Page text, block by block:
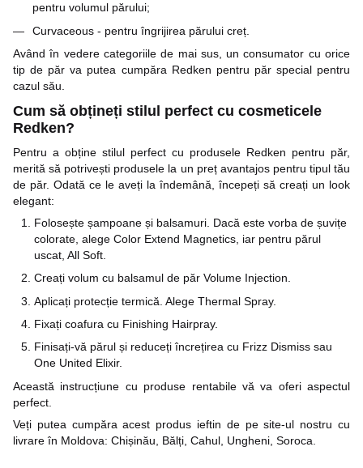
pentru volumul părului;
Curvaceous - pentru îngrijirea părului creț.
Având în vedere categoriile de mai sus, un consumator cu orice
tip de păr va putea cumpăra Redken pentru păr special pentru
cazul său.
Cum să obțineți stilul perfect cu cosmeticele
Redken?
Pentru a obține stilul perfect cu produsele Redken pentru păr,
merită să potrivești produsele la un preț avantajos pentru tipul tău
de păr. Odată ce le aveți la îndemână, începeți să creați un look
elegant:
Folosește șampoane și balsamuri. Dacă este vorba de șuvițe
colorate, alege Color Extend Magnetics, iar pentru părul
uscat, All Soft.
Creați volum cu balsamul de păr Volume Injection.
Aplicați protecție termică. Alege Thermal Spray.
Fixați coafura cu Finishing Hairpray.
Finisați-vă părul și reduceți încrețirea cu Frizz Dismiss sau
One United Elixir.
Această instrucțiune cu produse rentabile vă va oferi aspectul
perfect.
Veți putea cumpăra acest produs ieftin de pe site-ul nostru cu
livrare în Moldova: Chișinău, Bălți, Cahul, Ungheni, Soroca.